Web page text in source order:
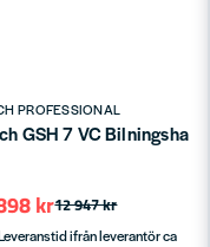
Insex)
PROFESSIONAL
GSH 7 VC
12 947 kr
kr
ifrån leverantör ca